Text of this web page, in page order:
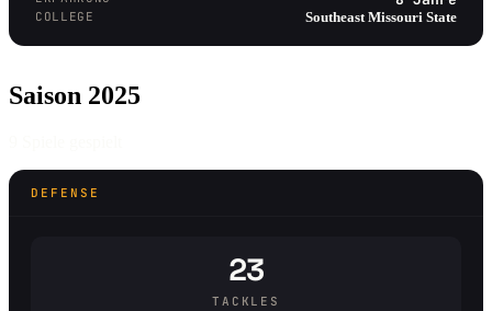
COLLEGE Southeast Missouri State
Saison 2025
DEFENSE
23
TACKLES